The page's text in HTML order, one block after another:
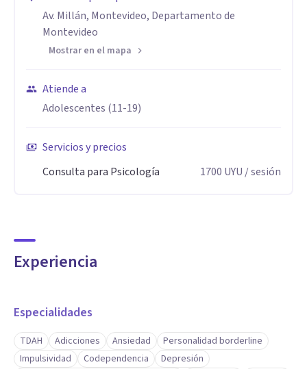
con intervenciones claras, directas y aplicables a la vida
cotidiana.
Av. Millán, Montevideo, Departamento de
Montevideo
Mostrar en el mapa
Atiende a
Adolescentes (11-19)
Servicios y precios
Consulta para Psicología
1700 UYU / sesión
Experiencia
Especialidades
TDAH Adicciones Ansiedad
Personalidad borderline
Impulsividad
Codependencia
Depresión